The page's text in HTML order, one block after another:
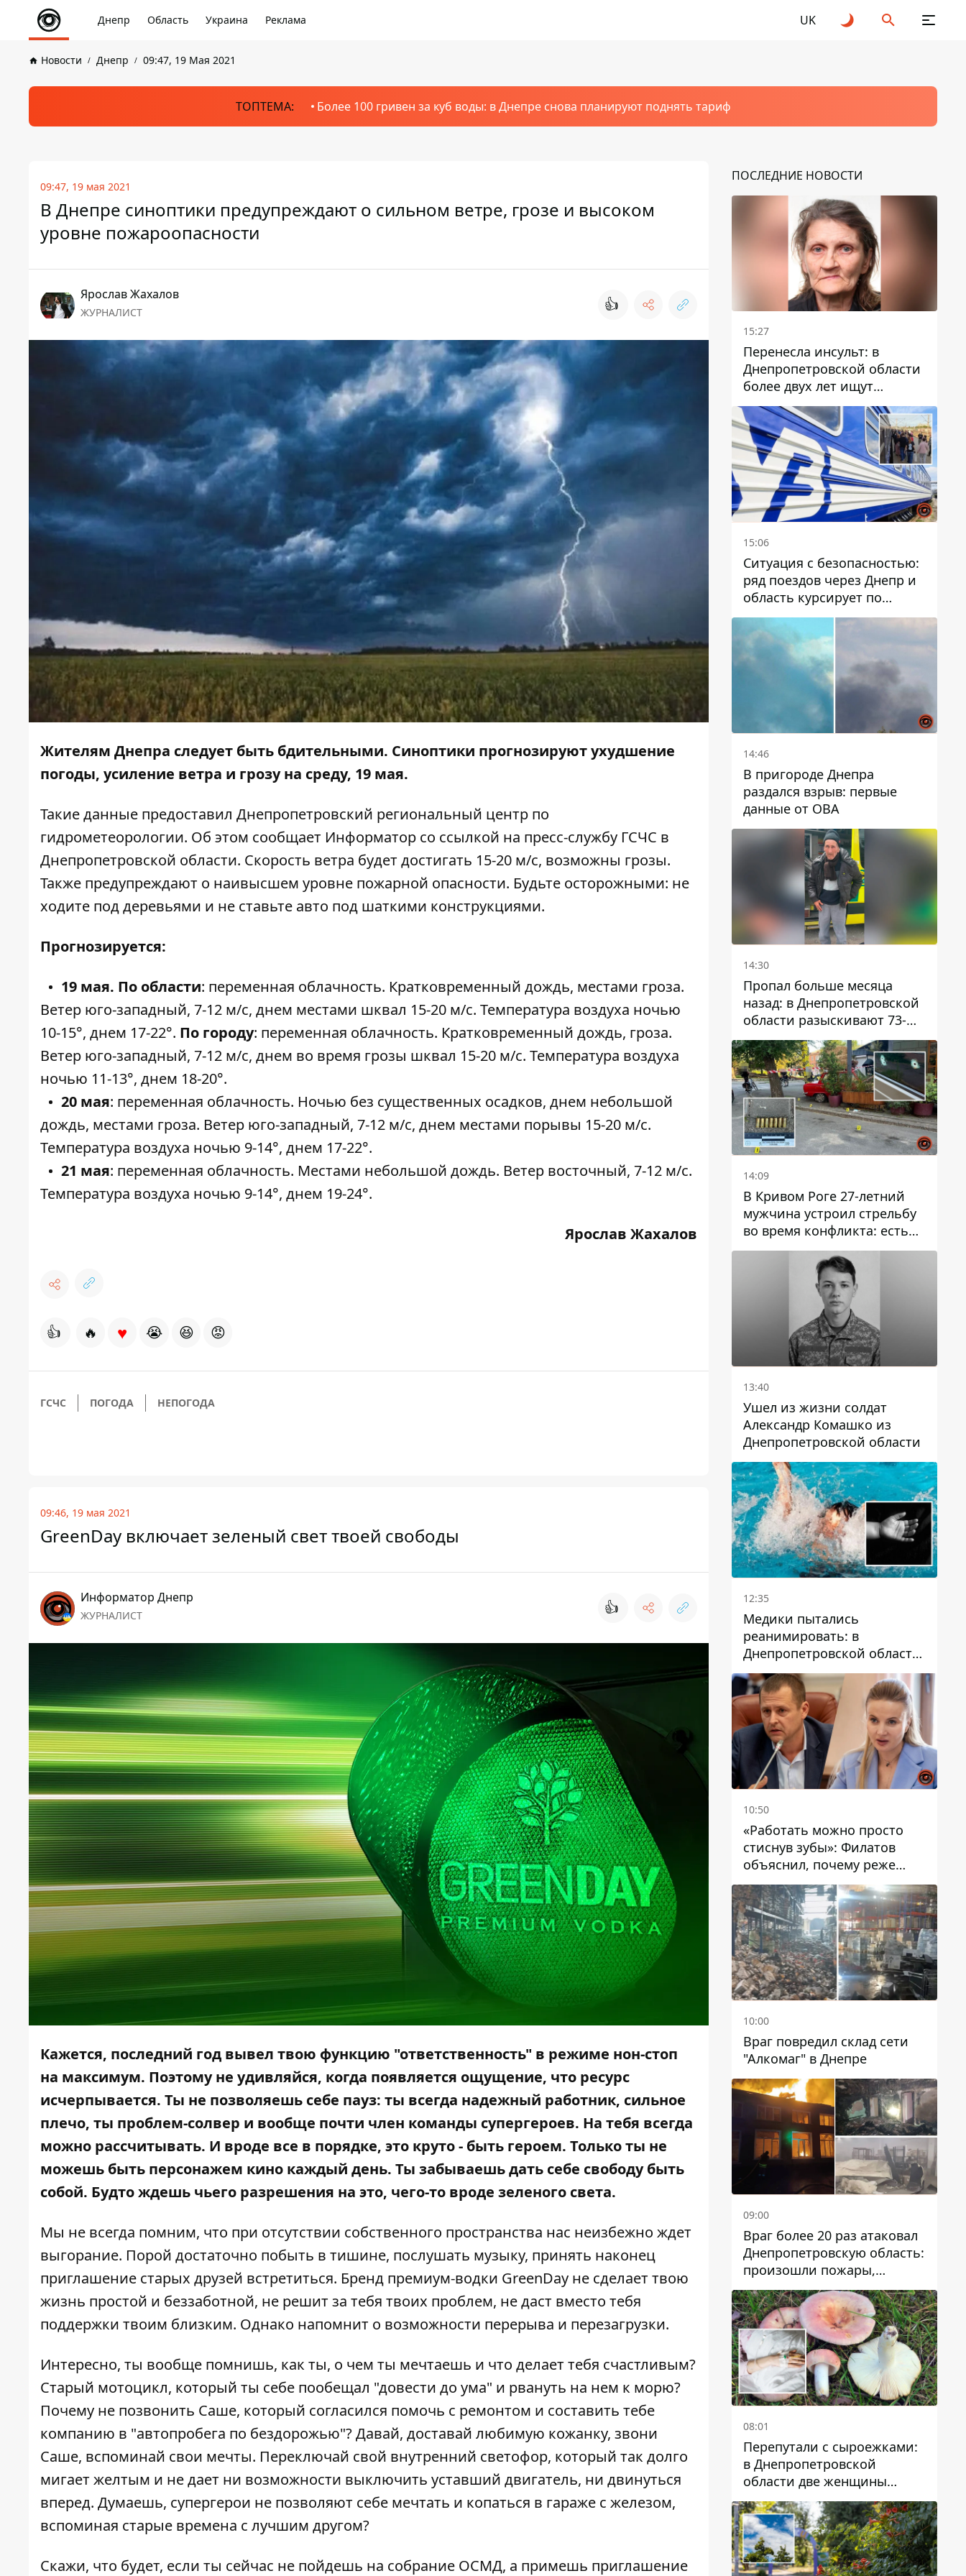
Днепр Область Украина Реклама UK
Новости Днепр 09:47, 19 Мая 2021
ТОПТЕМА: Более 100 гривен за куб воды: в Днепре снова планируют поднять тариф
09:47, 19 мая 2021
В Днепре синоптики предупреждают о сильном ветре, грозе и высоком
уровне пожароопасности
Ярослав Жахалов
ЖУРНАЛИСТ 👍
Жителям Днепра следует быть бдительными. Синоптики прогнозируют ухудшение
погоды, усиление ветра и грозу на среду, 19 мая.
Такие данные предоставил Днепропетровский региональный центр по
гидрометеорологии. Об этом сообщает Информатор со ссылкой на пресс-службу ГСЧС в
Днепропетровской области. Скорость ветра будет достигать 15-20 м/с, возможны грозы.
Также предупреждают о наивысшем уровне пожарной опасности. Будьте осторожными: не
ходите под деревьями и не ставьте авто под шаткими конструкциями.
Прогнозируется:
19 мая. По области: переменная облачность. Кратковременный дождь, местами гроза.
Ветер юго-западный, 7-12 м/c, днем местами шквал 15-20 м/с. Температура воздуха ночью
10-15°, днем 17-22°. По городу: переменная облачность. Кратковременный дождь, гроза.
Ветер юго-западный, 7-12 м/с, днем во время грозы шквал 15-20 м/с. Температура воздуха
ночью 11-13°, днем 18-20°.
20 мая: переменная облачность. Ночью без существенных осадков, днем небольшой
дождь, местами гроза. Ветер юго-западный, 7-12 м/с, днем местами порывы 15-20 м/с.
Температура воздуха ночью 9-14°, днем 17-22°.
21 мая: переменная облачность. Местами небольшой дождь. Ветер восточный, 7-12 м/с.
Температура воздуха ночью 9-14°, днем 19-24°.
Ярослав Жахалов
👍 🔥 ♥ 😭 😆 😡
ГСЧС ПОГОДА НЕПОГОДА
09:46, 19 мая 2021
GreenDay включает зеленый свет твоей свободы
Информатор Днепр
ЖУРНАЛИСТ 👍
Кажется, последний год вывел твою функцию "ответственность" в режиме нон-стоп
на максимум. Поэтому не удивляйся, когда появляется ощущение, что ресурс
исчерпывается. Ты не позволяешь себе пауз: ты всегда надежный работник, сильное
плечо, ты проблем-солвер и вообще почти член команды супергероев. На тебя всегда
можно рассчитывать. И вроде все в порядке, это круто - быть героем. Только ты не
можешь быть персонажем кино каждый день. Ты забываешь дать себе свободу быть
собой. Будто ждешь чьего разрешения на это, чего-то вроде зеленого света.
Мы не всегда помним, что при отсутствии собственного пространства нас неизбежно ждет
выгорание. Порой достаточно побыть в тишине, послушать музыку, принять наконец
приглашение старых друзей встретиться. Бренд премиум-водки GreenDay не сделает твою
жизнь простой и беззаботной, не решит за тебя твоих проблем, не даст вместо тебя
поддержки твоим близким. Однако напомнит о возможности перерыва и перезагрузки.
Интересно, ты вообще помнишь, как ты, о чем ты мечтаешь и что делает тебя счастливым?
Старый мотоцикл, который ты себе пообещал "довести до ума" и рвануть на нем к морю?
Почему не позвонить Саше, который согласился помочь с ремонтом и составить тебе
компанию в "автопробега по бездорожью"? Давай, доставай любимую кожанку, звони
Саше, вспоминай свои мечты. Переключай свой внутренний светофор, который так долго
мигает желтым и не дает ни возможности выключить уставший двигатель, ни двинуться
вперед. Думаешь, супергерои не позволяют себе мечтать и копаться в гараже с железом,
вспоминая старые времена с лучшим другом?
Скажи, что будет, если ты сейчас не пойдешь на собрание ОСМД, а примешь приглашение
ПОСЛЕДНИЕ НОВОСТИ
15:27
Перенесла инсульт: в
Днепропетровской области
более двух лет ищут
пропавшую женщину
15:06
Ситуация с безопасностью:
ряд поездов через Днепр и
область курсирует по
измененному маршруту, а
часть пути заменили
автобусами и электричками
14:46
В пригороде Днепра
раздался взрыв: первые
данные от ОВА
14:30
Пропал больше месяца
назад: в Днепропетровской
области разыскивают 73-
летнего мужчину
14:09
В Кривом Роге 27-летний
мужчина устроил стрельбу
во время конфликта: есть
раненый
13:40
Ушел из жизни солдат
Александр Комашко из
Днепропетровской области
12:35
Медики пытались
реанимировать: в
Днепропетровской области
двухлетний мальчик утонул
в бассейне
10:50
«Работать можно просто
стиснув зубы»: Филатов
объяснил, почему реже
пишет в соцсетях и
раскритиковал медийность
чиновников
10:00
Враг повредил склад сети
"Алкомаг" в Днепре
09:00
Враг более 20 раз атаковал
Днепропетровскую область:
произошли пожары,
повреждены дома,
инфраструктура и авто
08:01
Перепутали с сыроежками:
в Днепропетровской
области две женщины
отравились грибами